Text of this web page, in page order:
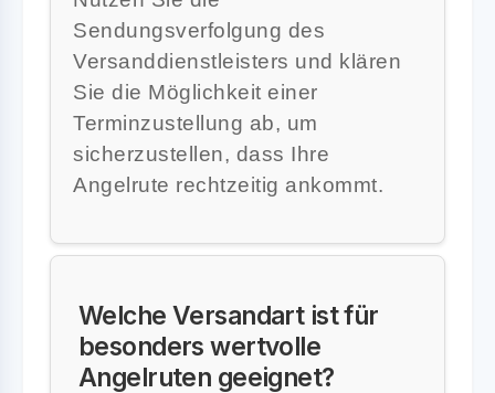
Sendungsverfolgung des
Versanddienstleisters und klären
Sie die Möglichkeit einer
Terminzustellung ab, um
sicherzustellen, dass Ihre
Angelrute rechtzeitig ankommt.
Welche Versandart ist für
besonders wertvolle
Angelruten geeignet?